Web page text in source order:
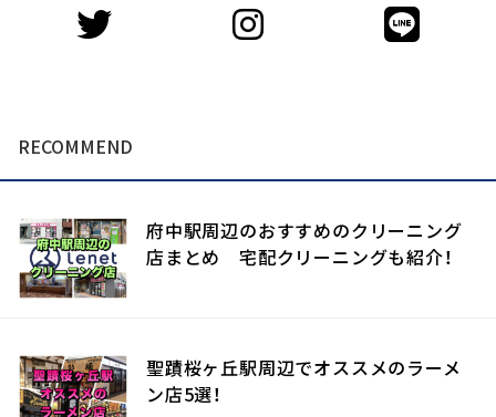
RECOMMEND
府中駅周辺のおすすめのクリーニング
店まとめ 宅配クリーニングも紹介！
聖蹟桜ヶ丘駅周辺でオススメのラーメ
ン店5選！